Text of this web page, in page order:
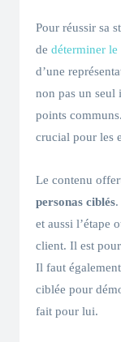
Pour réussir sa
de déterminer le
d’une
non pas un seul
points
crucial pour les
Le contenu
personas ciblés
et aussi l’étape
client. Il est
Il faut
ciblée pour
fait pour lui.